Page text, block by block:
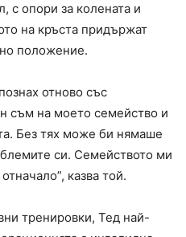
с опори за колената и
на кръста придържат
положение.
отново със
съм на моето семейство и
Без тях може би нямаше
си. Семейството ми
казва той.
тренировки, Тед най-